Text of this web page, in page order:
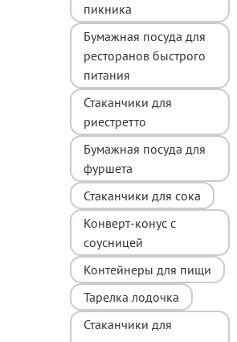
пикника
Бумажная посуда для
ресторанов быстрого
питания
Стаканчики для
риестретто
Бумажная посуда для
фуршета
Стаканчики для сока
Конверт-конус с
соусницей
Контейнеры для пищи
Тарелка лодочка
Стаканчики для